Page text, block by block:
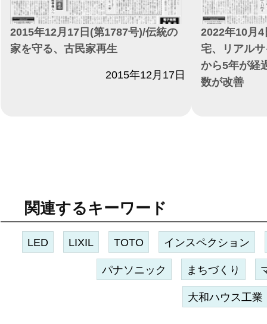
2015年12月17日(第1787号)/伝統の
家を守る、古民家再生
2015年12月17日
2022年10月
宅、リアル
から5年が経
数が改善
関連するキーワード
LED LIXIL TOTO インスペクション
パナソニック まちづくり
大和ハウス工業